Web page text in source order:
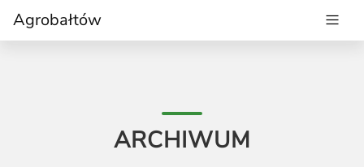
Agrobałtów
ARCHIWUM